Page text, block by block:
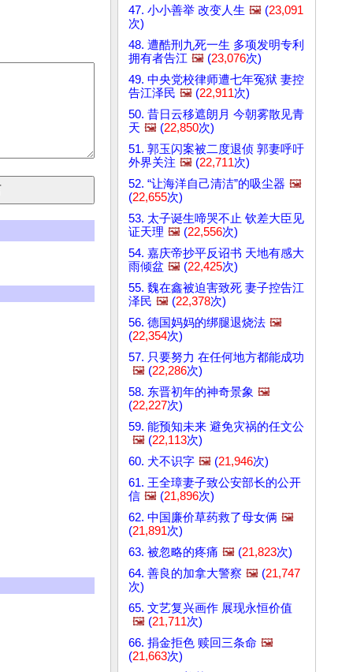
47. 小小善举 改变人生 🖼️ (23,091
次)
48. 遭酷刑九死一生 多项发明专利
拥有者告江 🖼️ (23,076次)
49. 中央党校律师遭七年冤狱 妻控
告江泽民 🖼️ (22,911次)
50. 昔日云移遮朗月 今朝雾散见青
天 🖼️ (22,850次)
51. 郭玉闪案被二度退侦 郭妻呼吁
外界关注 🖼️ (22,711次)
52. “让海洋自己清洁”的吸尘器 🖼️
(22,655次)
53. 太子诞生啼哭不止 钦差大臣见
证天理 🖼️ (22,556次)
54. 嘉庆帝抄平反诏书 天地有感大
雨倾盆 🖼️ (22,425次)
55. 魏在鑫被迫害致死 妻子控告江
泽民 🖼️ (22,378次)
56. 德国妈妈的绑腿退烧法 🖼️
(22,354次)
57. 只要努力 在任何地方都能成功
🖼️ (22,286次)
58. 东晋初年的神奇景象 🖼️
(22,227次)
59. 能预知未来 避免灾祸的任文公
🖼️ (22,113次)
60. 犬不识字 🖼️ (21,946次)
61. 王全璋妻子致公安部长的公开
信 🖼️ (21,896次)
62. 中国廉价草药救了母女俩 🖼️
(21,891次)
63. 被忽略的疼痛 🖼️ (21,823次)
64. 善良的加拿大警察 🖼️ (21,747
次)
65. 文艺复兴画作 展现永恒价值
🖼️ (21,711次)
66. 捐金拒色 赎回三条命 🖼️
(21,663次)